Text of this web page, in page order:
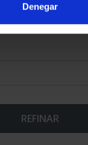
Denegar
REFINAR